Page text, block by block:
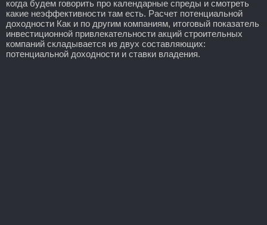
когда будем говорить про календарные спреды и смотреть
какие неэффективности там есть. Расчет потенциальной
доходности Как и по другим компаниям, итоговый показатель
инвестиционной привлекательности акций строительных
компаний складывается из двух составляющих:
потенциальной доходности и ставки владения.